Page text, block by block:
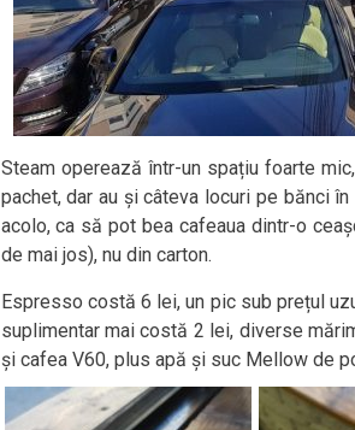
Steam operează într-un spațiu foarte
pachet, dar au și câteva locuri pe bănci
acolo, ca să pot bea cafeaua dintr-o
de mai jos), nu din carton.
Espresso costă 6 lei, un pic sub prețul
suplimentar mai costă 2 lei, diverse
și cafea V60, plus apă și suc Mellow de